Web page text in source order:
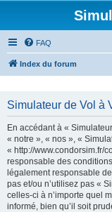
FAQ
Index du forum
Simulateur de Vol à
En accédant à «
« notre », « nos », «
« http://www.condorsim.fr/
responsable des
légalement responsable
pas et/ou n’utilisez pas «
celles-ci à n’importe quel
informé, bien qu’il soit